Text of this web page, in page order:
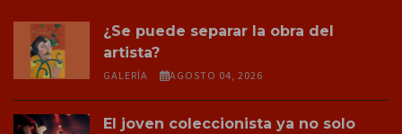
¿Se puede separar la obra del
artista?
GALERÍA AGOSTO 04, 2026
El joven coleccionista ya no solo